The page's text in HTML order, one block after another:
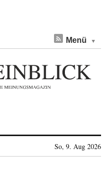
Menü
So, 9. Aug 2026